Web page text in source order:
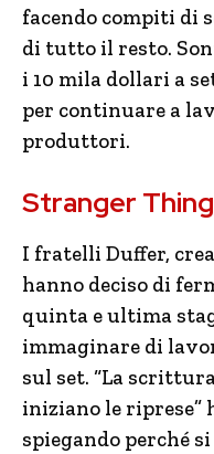
facendo compiti di
di tutto il resto.
i 10 mila dollari a
per continuare a
produttori.
Stranger
I fratelli Duffer,
hanno deciso di
quinta e ultima
immaginare di
sul set. “La
iniziano le riprese”
spiegando perché